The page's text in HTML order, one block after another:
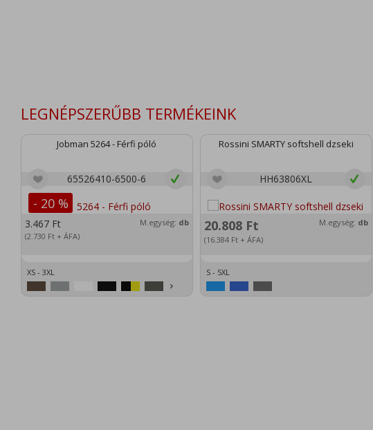
LEGNÉPSZERŰBB TERMÉKEINK
Jobman 5264 - Férfi póló
65526410-6500-6
- 20 %
3.467 Ft
(2.730 Ft + ÁFA)
M.egység: db
XS - 3XL
Rossini SMARTY softshell dzseki
HH63806XL
20.808 Ft
(16.384 Ft+ ÁFA)
M.egység: db
S - 5XL